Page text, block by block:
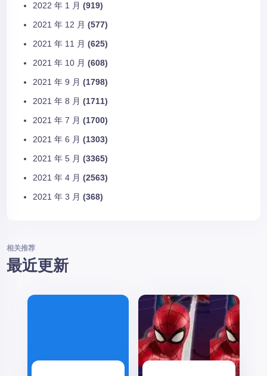
2022 年 1 月 (919)
2021 年 12 月 (577)
2021 年 11 月 (625)
2021 年 10 月 (608)
2021 年 9 月 (1798)
2021 年 8 月 (1711)
2021 年 7 月 (1700)
2021 年 6 月 (1303)
2021 年 5 月 (3365)
2021 年 4 月 (2563)
2021 年 3 月 (368)
相关推荐
最近更新